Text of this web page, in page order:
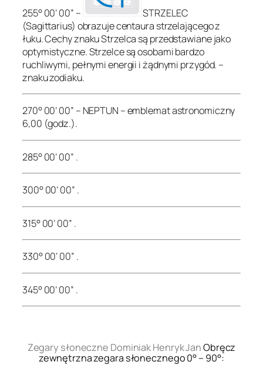
255° 00’ 00” –
STRZELEC
(Sagittarius) obrazuje centaura strzelającego z
łuku. Cechy znaku Strzelca są przedstawiane jako
optymistyczne. Strzelce są osobami bardzo
ruchliwymi, pełnymi energii i żądnymi przygód. –
znaku zodiaku.
270° 00’ 00” – NEPTUN – emblemat astronomiczny
6,00 (godz.).
285° 00’ 00” .
300° 00’ 00” .
315° 00’ 00” .
330° 00’ 00” .
345° 00’ 00” .
Zegary słoneczne Dominiak Henryk JanObręcz
zewnętrzna zegara słonecznego 0° – 90°: